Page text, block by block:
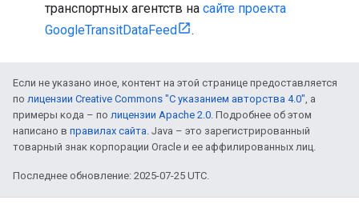
транспортных агентств на сайте проекта
GoogleTransitDataFeed
.
Если не указано иное, контент на этой странице предоставляется
по лицензии Creative Commons "С указанием авторства 4.0", а
примеры кода – по лицензии Apache 2.0. Подробнее об этом
написано в правилах сайта. Java – это зарегистрированный
товарный знак корпорации Oracle и ее аффилированных лиц.
Последнее обновление: 2025-07-25 UTC.